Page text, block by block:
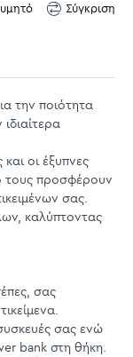
Σύγκριση
την ποιότητα
οι έξυπνες
τους προσφέρουν
σας.
καλύπτοντας
σας
σας ενώ
bank στη θήκη.